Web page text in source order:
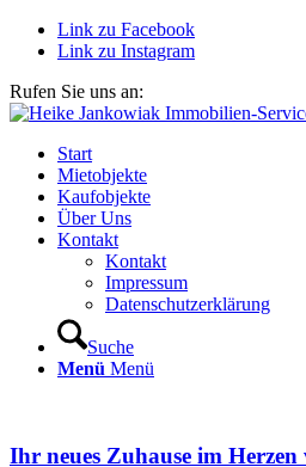
Link zu Facebook
Link zu Instagram
Rufen Sie uns an:
Start
Mietobjekte
Kaufobjekte
Über Uns
Kontakt
Kontakt
Impressum
Datenschutzerklärung
Suche
Menü Menü
Ihr neues Zuhause im